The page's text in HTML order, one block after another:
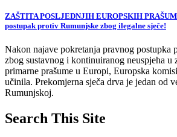
ZAŠTITA POSLJEDNJIH EUROPSKIH
postupak protiv Rumunjske zbog ilegalne sječe!
Nakon najave pokretanja pravnog postupka
zbog sustavnog i kontinuiranog neuspjeha u
primarne prašume u Europi, Europska
učinila. Prekomjerna sječa drva je jedan od
Rumunjskoj.
Search This Site